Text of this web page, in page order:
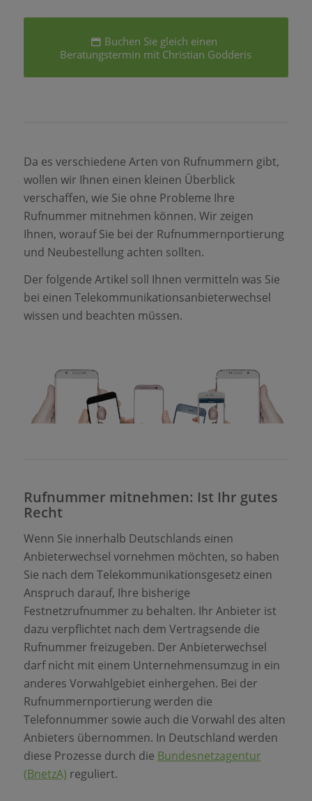
Buchen Sie gleich einen
Beratungstermin mit Christian Godderis
Da es verschiedene Arten von Rufnummern gibt,
wollen wir Ihnen einen kleinen Überblick
verschaffen, wie Sie ohne Probleme Ihre
Rufnummer mitnehmen können. Wir zeigen
Ihnen, worauf Sie bei der Rufnummernportierung
und Neubestellung achten sollten.
Der folgende Artikel soll Ihnen vermitteln was Sie
bei einen Telekommunikationsanbieterwechsel
wissen und beachten müssen.
Rufnummer mitnehmen: Ist Ihr gutes
Recht
Wenn Sie innerhalb Deutschlands einen
Anbieterwechsel vornehmen möchten, so haben
Sie nach dem Telekommunikationsgesetz einen
Anspruch darauf, Ihre bisherige
Festnetzrufnummer zu behalten. Ihr Anbieter ist
dazu verpflichtet nach dem Vertragsende die
Rufnummer freizugeben. Der Anbieterwechsel
darf nicht mit einem Unternehmensumzug in ein
anderes Vorwahlgebiet einhergehen. Bei der
Rufnummernportierung werden die
Telefonnummer sowie auch die Vorwahl des alten
Anbieters übernommen. In Deutschland werden
diese Prozesse durch die Bundesnetzagentur
(BnetzA) reguliert.